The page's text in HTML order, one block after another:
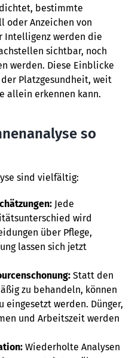
bestimmte
oder Anzeichen von
Intelligenz werden die
sichtbar, noch
werden. Diese Einblicke
Platzgesundheit, weit
allein erkennen kann.
so
sind vielfältig:
Jede
wird
über Pflege,
lassen sich jetzt
Statt den
zu behandeln, können
eingesetzt werden. Dünger,
und Arbeitszeit werden
Wiederholte Analysen